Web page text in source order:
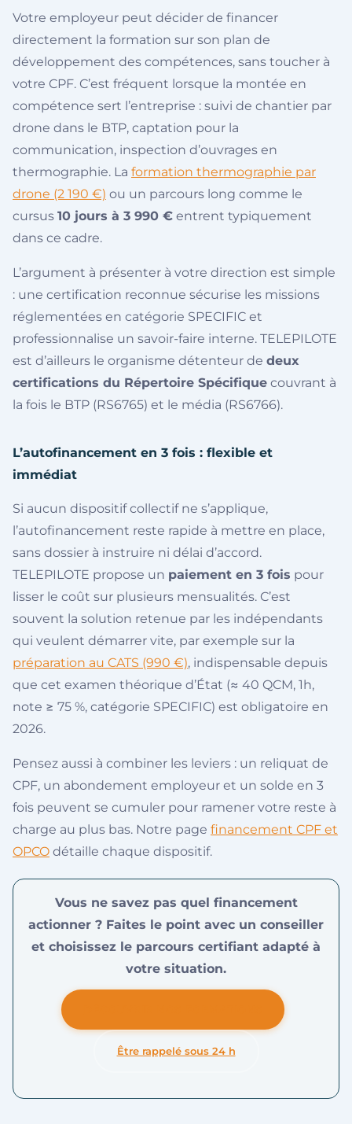
Votre employeur peut décider de financer
directement la formation sur son plan de
développement des compétences, sans toucher à
votre CPF. C’est fréquent lorsque la montée en
compétence sert l’entreprise : suivi de chantier par
drone dans le BTP, captation pour la
communication, inspection d’ouvrages en
thermographie. La formation thermographie par
drone (2 190 €) ou un parcours long comme le
cursus 10 jours à 3 990 € entrent typiquement
dans ce cadre.
L’argument à présenter à votre direction est simple
: une certification reconnue sécurise les missions
réglementées en catégorie SPECIFIC et
professionnalise un savoir-faire interne. TELEPILOTE
est d’ailleurs le organisme détenteur de deux
certifications du Répertoire Spécifique couvrant à
la fois le BTP (RS6765) et le média (RS6766).
L’autofinancement en 3 fois : flexible et
immédiat
Si aucun dispositif collectif ne s’applique,
l’autofinancement reste rapide à mettre en place,
sans dossier à instruire ni délai d’accord.
TELEPILOTE propose un paiement en 3 fois pour
lisser le coût sur plusieurs mensualités. C’est
souvent la solution retenue par les indépendants
qui veulent démarrer vite, par exemple sur la
préparation au CATS (990 €), indispensable depuis
que cet examen théorique d’État (≈ 40 QCM, 1h,
note ≥ 75 %, catégorie SPECIFIC) est obligatoire en
2026.
Pensez aussi à combiner les leviers : un reliquat de
CPF, un abondement employeur et un solde en 3
fois peuvent se cumuler pour ramener votre reste à
charge au plus bas. Notre page financement CPF et
OPCO détaille chaque dispositif.
Vous ne savez pas quel financement
actionner ? Faites le point avec un conseiller
et choisissez le parcours certifiant adapté à
votre situation.
Être rappelé sous 24 h